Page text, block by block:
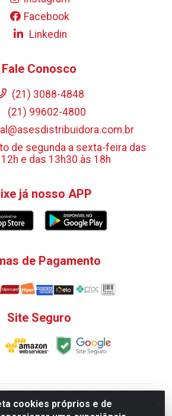
cookies próprios e de
Facebook
Linkedin
Fale Conosco
(21) 3088-4848
(21) 99602-4800
de segunda a sexta-feira das
e das 13h30 às 18h
já nosso APP
de Pagamento
Site Seguro
- Rua do Matoso, 132 - Praça da